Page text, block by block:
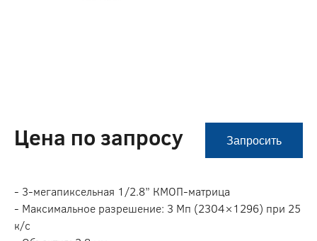
Цена по запросу Запросить
- 3-мегапиксельная 1/2.8” КМОП-матрица
- Максимальное разрешение: 3 Мп (2304×1296) при 25
к/с